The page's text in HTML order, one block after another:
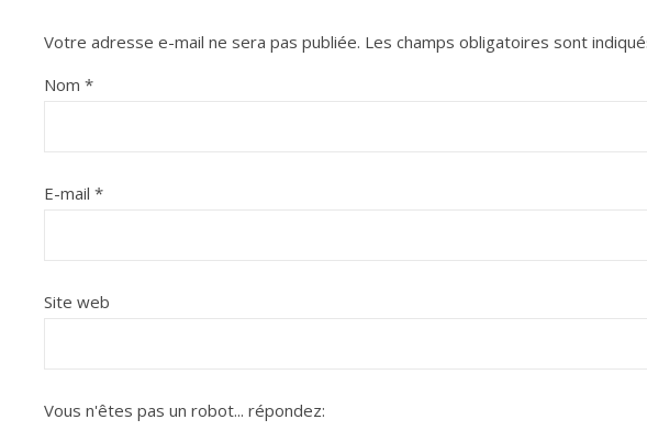
Votre adresse e-mail ne sera pas publiée. Les champs obligatoires sont
Nom *
E-mail *
Site web
Vous n'êtes pas un robot... répondez: